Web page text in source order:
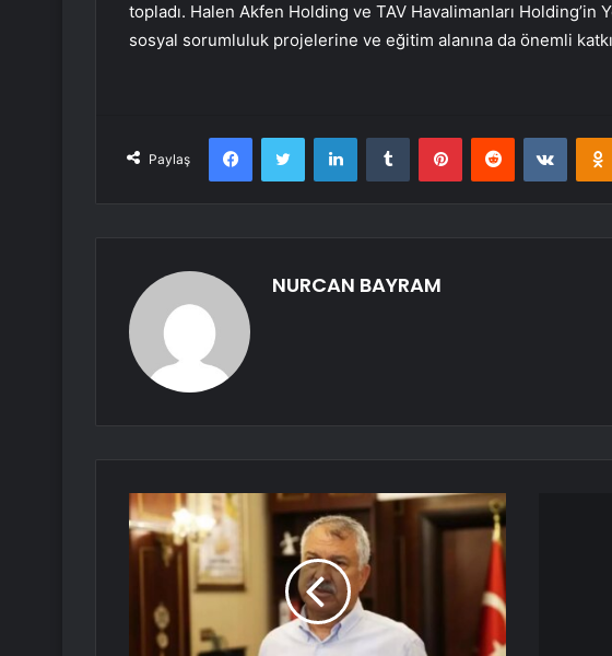
topladı. Halen Akfen Holding ve TAV Havalimanları Holding’in
sosyal sorumluluk projelerine ve eğitim alanına da önemli
Paylaş
FacebookTwitter LinkedInTumblr PinterestReddit
NURCAN BAYRAM